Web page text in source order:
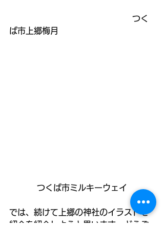
つく
ば市上郷梅月
つくば市ミルキーウェイ
では、続けて上郷の神社のイラストを
紹介を紹介しようと思います。どうぞ